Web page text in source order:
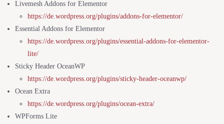
Livemesh Addons for Elementor
https://de.wordpress.org/plugins/addons-for-elementor/
Essential Addons for Elementor
https://de.wordpress.org/plugins/essential-addons-for-elementor-
lite/
Sticky Header OceanWP
https://de.wordpress.org/plugins/sticky-header-oceanwp/
Ocean Extra
https://de.wordpress.org/plugins/ocean-extra/
WPForms Lite